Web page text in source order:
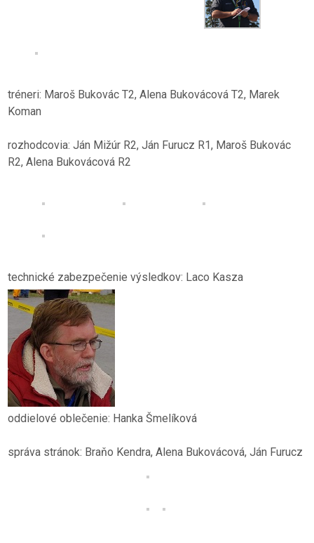
tréneri: Maroš Bukovác T2, Alena Bukovácová T2, Marek
Koman
rozhodcovia: Ján Mižúr R2, Ján Furucz R1, Maroš Bukovác
R2, Alena Bukovácová R2
technické zabezpečenie výsledkov: Laco Kasza
oddielové oblečenie: Hanka Šmelíková
správa stránok: Braňo Kendra, Alena Bukovácová, Ján Furucz